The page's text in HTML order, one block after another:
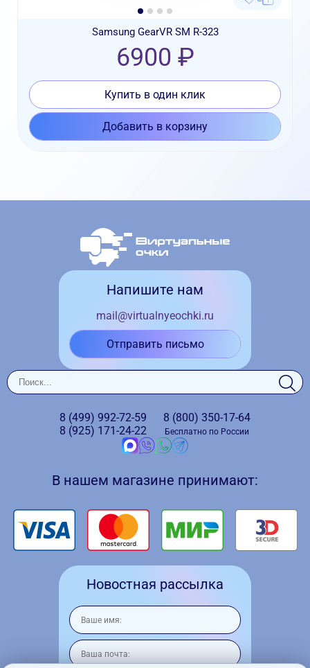
Samsung GearVR SM R-323
6900 ₽
Купить в один клик
Добавить в корзину
Напишите нам
mail@virtualnyeochki.ru
Отправить письмо
8 (499) 992-72-59
8 (925) 171-24-22
8 (800) 350-17-64
Бесплатно по России
В нашем магазине принимают:
Новостная рассылка